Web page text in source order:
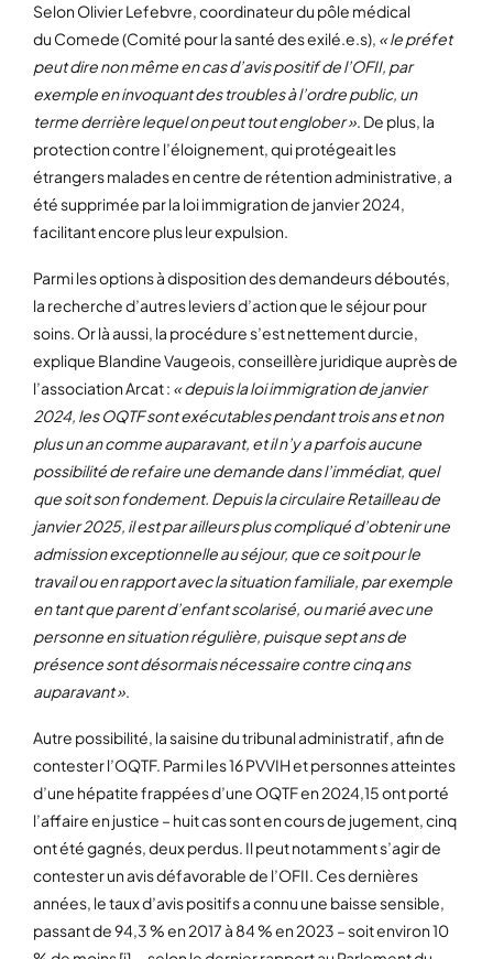
Selon Olivier Lefebvre, coordinateur du pôle médical
du Comede (Comité pour la santé des exilé.e.s), « le préfet
peut dire non même en cas d’avis positif de l’OFII, par
exemple en invoquant des troubles à l’ordre public, un
terme derrière lequel on peut tout englober ». De plus, la
protection contre l’éloignement, qui protégeait les
étrangers malades en centre de rétention administrative, a
été supprimée par la loi immigration de janvier 2024,
facilitant encore plus leur expulsion.
Parmi les options à disposition des demandeurs déboutés,
la recherche d’autres leviers d’action que le séjour pour
soins. Or là aussi, la procédure s’est nettement durcie,
explique Blandine Vaugeois, conseillère juridique auprès de
l’association Arcat : « depuis la loi immigration de janvier
2024, les OQTF sont exécutables pendant trois ans et non
plus un an comme auparavant, et il n’y a parfois aucune
possibilité de refaire une demande dans l’immédiat, quel
que soit son fondement. Depuis la circulaire Retailleau de
janvier 2025, il est par ailleurs plus compliqué d’obtenir une
admission exceptionnelle au séjour, que ce soit pour le
travail ou en rapport avec la situation familiale, par exemple
en tant que parent d’enfant scolarisé, ou marié avec une
personne en situation régulière, puisque sept ans de
présence sont désormais nécessaire contre cinq ans
auparavant ».
Autre possibilité, la saisine du tribunal administratif, afin de
contester l’OQTF. Parmi les 16 PVVIH et personnes atteintes
d’une hépatite frappées d’une OQTF en 2024,15 ont porté
l’affaire en justice – huit cas sont en cours de jugement, cinq
ont été gagnés, deux perdus. Il peut notamment s’agir de
contester un avis défavorable de l’OFII. Ces dernières
années, le taux d’avis positifs a connu une baisse sensible,
passant de 94,3 % en 2017 à 84 % en 2023 – soit environ 10